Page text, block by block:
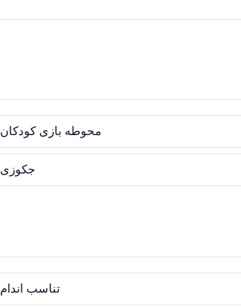
محوطه بازی کودکان
جکوزی
تناسب اندام